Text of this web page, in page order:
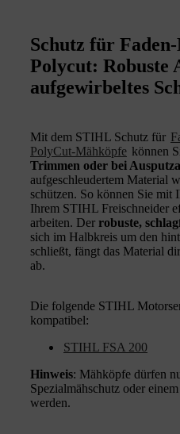
Schutz für
Polycut: Robuste
aufgewirbeltes
Mit dem STIHL Schutz für
PolyCut-Mähköpfe können
Trimmen oder bei
aufgeschleudertem Material
schützen. So können Sie mit
Ihrem STIHL Freischneider
arbeiten. Der robuste,
sich im Halbkreis um den
schließt, fängt das Material
ab.
Die folgende STIHL
kompatibel:
STIHL FSA 200
Hinweis: Mähköpfe dürfen
Spezialmähschutz oder
werden.